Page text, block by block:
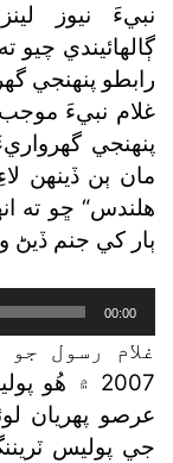
نبيءَ نيوز
ڳالهائيندي
رابطو پنهنجي
غلام نبيءَ
پنهنجي
مان ٻن ڏينهن
هلندس“ ڇو ته
ٻار کي جنم ڏيڻ
00:00
غلام رسول
2007 ۾
عرصو پهريان
جي پوليس